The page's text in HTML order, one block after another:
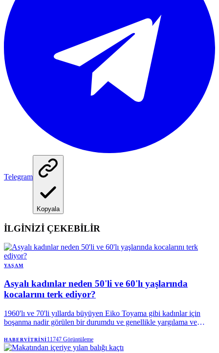
Telegram
Kopyala
İLGİNİZİ ÇEKEBİLİR
YAŞAM
Asyalı kadınlar neden 50'li ve 60'lı yaşlarında
kocalarını terk ediyor?
1960'lı ve 70'li yıllarda büyüyen Eiko Toyama gibi kadınlar için
boşanma nadir görülen bir durumdu ve genellikle yargılama ve
HABERVITRINI11747 Görüntüleme